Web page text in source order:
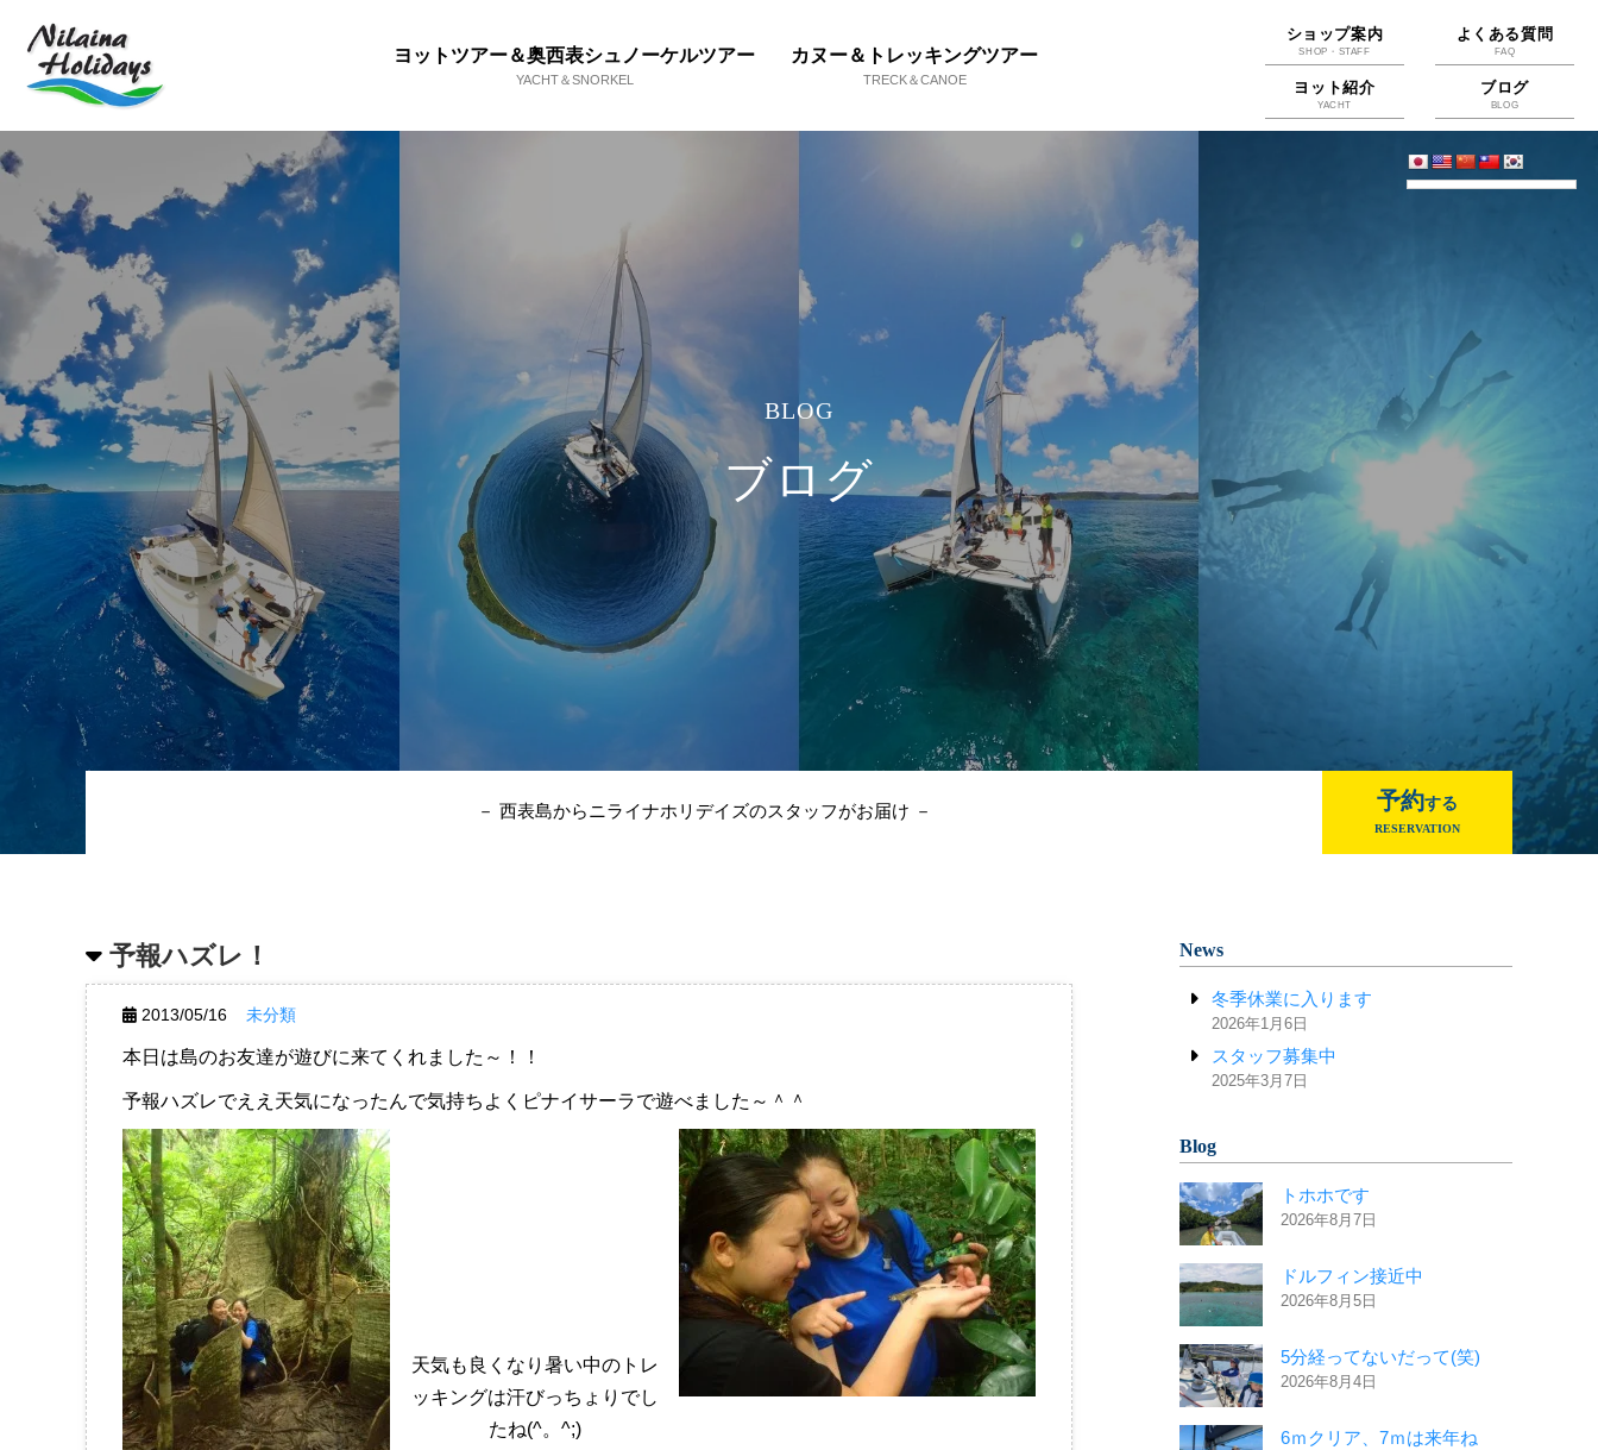
ヨットツアー＆奥西表シュノーケルツアー
YACHT＆SNORKEL
カヌー＆トレッキングツアー
TRECK＆CANOE
ショップ案内
SHOP・STAFF
よくある質問
FAQ
ヨット紹介
YACHT
ブログ
BLOG
BLOG
ブログ
－ 西表島からニライナホリデイズのスタッフがお届け － 予約する
RESERVATION
予報ハズレ！
2013/05/16 未分類
本日は島のお友達が遊びに来てくれました～！！
予報ハズレでええ天気になったんで気持ちよくピナイサーラで遊べました～＾＾
天気も良くなり暑い中のトレ
ッキングは汗びっちょりでし
たね(^。^;)
News
冬季休業に入ります
2026年1月6日
スタッフ募集中
2025年3月7日
Blog
トホホです
2026年8月7日
ドルフィン接近中
2026年8月5日
5分経ってないだって(笑)
2026年8月4日
6ｍクリア、7ｍは来年ね